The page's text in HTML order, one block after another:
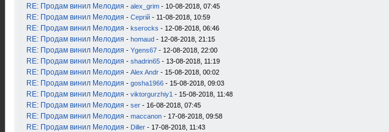
RE: Продам винил Мелодия - alex_grim - 10-08-2018, 07:45
RE: Продам винил Мелодия - Сергій - 11-08-2018, 10:59
RE: Продам винил Мелодия - kserocks - 12-08-2018, 06:46
RE: Продам винил Мелодия - homaud - 12-08-2018, 21:15
RE: Продам винил Мелодия - Ygens67 - 12-08-2018, 22:00
RE: Продам винил Мелодия - shadrin65 - 13-08-2018, 11:19
RE: Продам винил Мелодия - Alex Andr - 15-08-2018, 00:02
RE: Продам винил Мелодия - gosha1966 - 15-08-2018, 09:03
RE: Продам винил Мелодия - viktorgurzhiy1 - 15-08-2018, 11:48
RE: Продам винил Мелодия - ser - 16-08-2018, 07:45
RE: Продам винил Мелодия - maccanon - 17-08-2018, 09:58
RE: Продам винил Мелодия - Diller - 17-08-2018, 11:43